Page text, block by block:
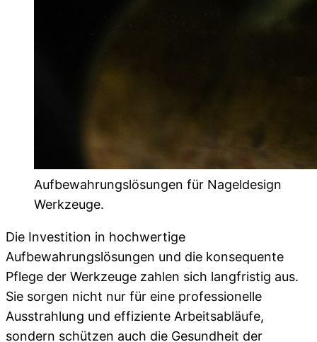
Aufbewahrungslösungen für Nageldesign
Werkzeuge.
Die Investition in hochwertige
Aufbewahrungslösungen und die konsequente
Pflege der Werkzeuge zahlen sich langfristig aus.
Sie sorgen nicht nur für eine professionelle
Ausstrahlung und effiziente Arbeitsabläufe,
sondern schützen auch die Gesundheit der